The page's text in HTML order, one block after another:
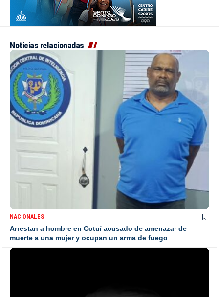
Noticias relacionadas
NACIONALES
Arrestan a hombre en Cotuí acusado de amenazar de
muerte a una mujer y ocupan un arma de fuego